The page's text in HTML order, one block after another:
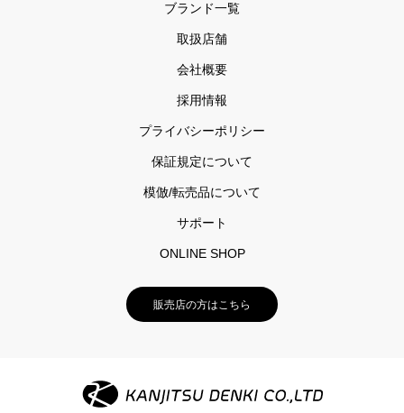
ブランド一覧
取扱店舗
会社概要
採用情報
プライバシーポリシー
保証規定について
模倣/転売品について
サポート
ONLINE SHOP
販売店の方はこちら